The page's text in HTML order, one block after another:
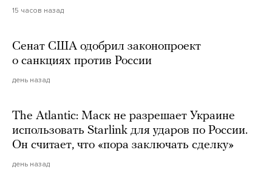
15 часов назад
Сенат США одобрил законопроект
о санкциях против России
день назад
The Atlantic: Маск не разрешает Украине
использовать Starlink для ударов по России.
Он считает, что «пора заключать сделку»
день назад